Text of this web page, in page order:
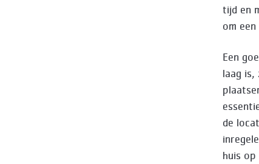
tijd en
om
Een
laag is,
de
huis